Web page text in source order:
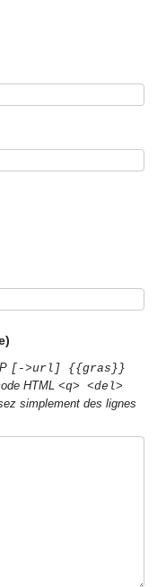
[->url] {{gras}}
HTML<q> <del>
simplement des lignes